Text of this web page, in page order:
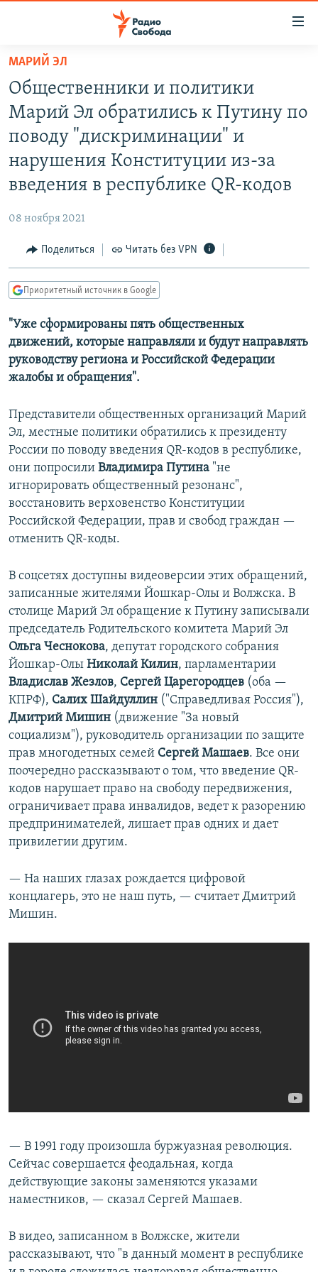
упрощенного
доступа
Вернуться
основному
содержанию
Вернутся
главной
навигации
Вернутся
поиску
ПРОГРАММЫ
ПОДКАСТЫ
АВТОРСКИЕ ПРОЕКТЫ
ЦИТАТЫ СВОБОДЫ
МНЕНИЯ
IDEL.РЕАЛИИ
КАВКАЗ.РЕАЛИИ
СЕВЕР.РЕАЛИИ
РАСПИСАНИЕ ВЕЩАНИЯ
ПОДПИШИТЕСЬ НА РАССЫЛКУ
Все сайты РСЕ/РС
МАРИЙ ЭЛ
Общественники и политики
Марий Эл обратились к Путину по
поводу "дискриминации" и
нарушения Конституции из-за
введения в республике QR-кодов
08 ноября 2021
Поделиться Читать без VPN
Приоритетный источник в Google
"Уже сформированы пять общественных
движений, которые направляли и будут направлять
руководству региона и Российской Федерации
жалобы и обращения".
Представители общественных организаций Марий
Эл, местные политики обратились к президенту
России по поводу введения QR-кодов в республике,
они попросили Владимира Путина "не
игнорировать общественный резонанс",
восстановить верховенство Конституции
Российской Федерации, прав и свобод граждан —
отменить QR-коды.
В соцсетях доступны видеоверсии этих обращений,
записанные жителями Йошкар-Олы и Волжска. В
столице Марий Эл обращение к Путину записывали
председатель Родительского комитета Марий Эл
Ольга Чеснокова, депутат городского собрания
Йошкар-Олы Николай Килин, парламентарии
Владислав Жезлов, Сергей Царегородцев (оба —
КПРФ), Салих Шайдуллин ("Справедливая Россия"),
Дмитрий Мишин (движение "За новый
социализм"), руководитель организации по защите
прав многодетных семей Сергей Машаев. Все они
поочередно рассказывают о том, что введение QR-
кодов нарушает право на свободу передвижения,
ограничивает права инвалидов, ведет к разорению
предпринимателей, лишает прав одних и дает
привилегии другим.
— На наших глазах рождается цифровой
концлагерь, это не наш путь, — считает Дмитрий
Мишин.
— В 1991 году произошла буржуазная революция.
Сейчас совершается феодальная, когда
действующие законы заменяются указами
наместников, — сказал Сергей Машаев.
В видео, записанном в Волжске, жители
рассказывают, что "в данный момент в республике